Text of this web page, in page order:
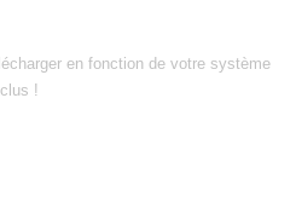
en fonction de votre système
!